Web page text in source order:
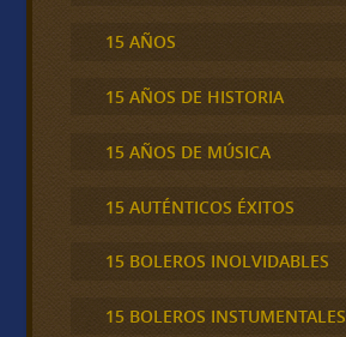
15 AÑOS
15 AÑOS DE HISTORIA
15 AÑOS DE MÚSICA
15 AUTÉNTICOS ÉXITOS
15 BOLEROS INOLVIDABLES
15 BOLEROS INSTUMENTALES